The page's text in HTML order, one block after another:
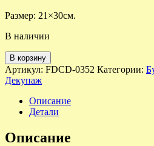
Размер: 21×30см.
В наличии
В корзину
Артикул: FDCD-0352 Категории:
Декупаж
Описание
Детали
Описание